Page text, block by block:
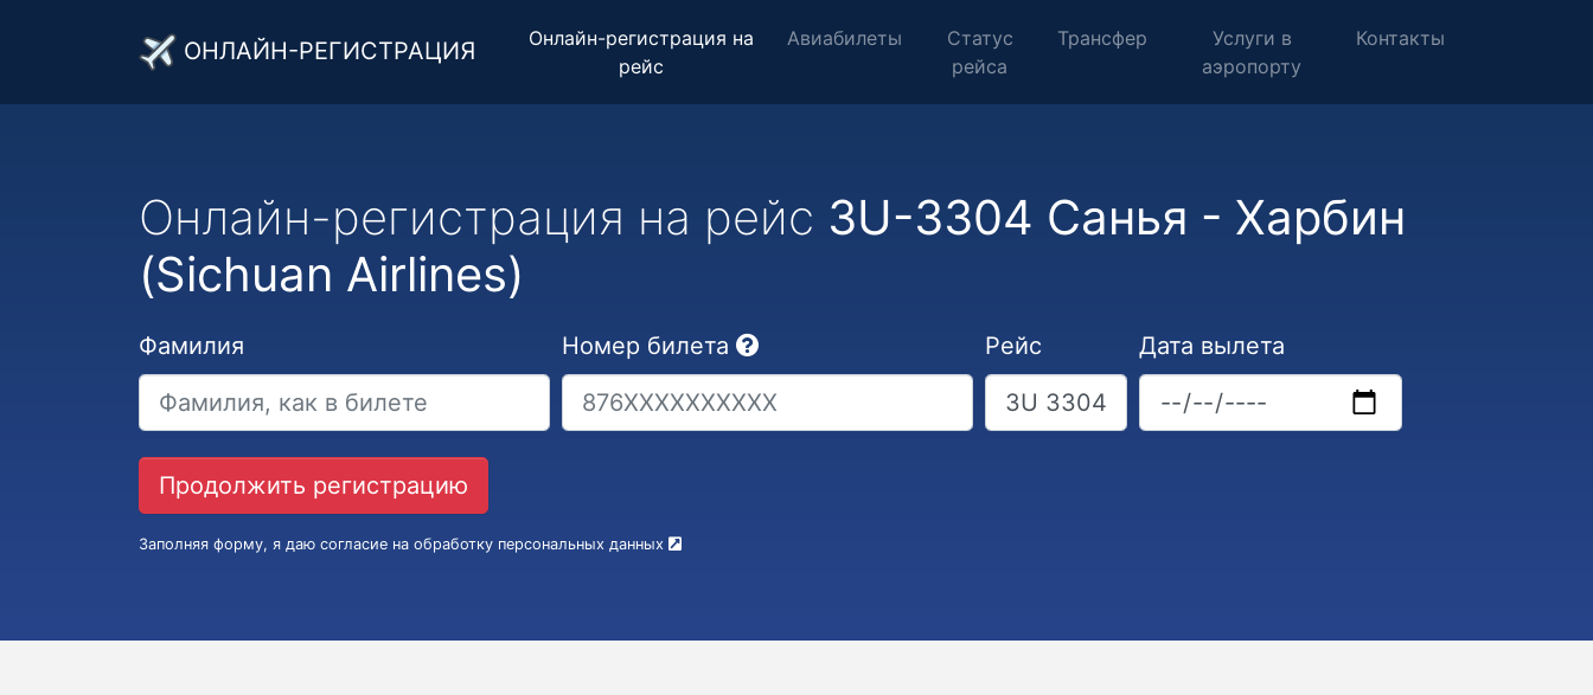
ОНЛАЙН-РЕГИСТРАЦИЯ
Онлайн-регистрация на
рейс
Авиабилеты
Статус
рейса
Трансфер
Услуги в
аэропорту
Контакты
Онлайн-регистрация на рейс 3U-3304 Санья - Харбин
(Sichuan Airlines)
Фамилия Номер билета Рейс Дата вылета
Заполняя форму, я даю согласие на обработку персональных данных